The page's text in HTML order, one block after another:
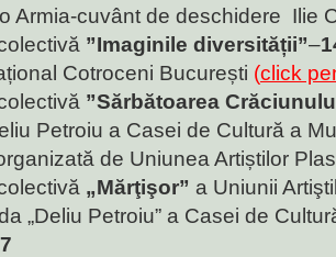
Armia-cuvânt de deschidere Ilie
”Imaginile diversității”–
Cotroceni București (click
”Sărbătoarea
Petroiu a Casei de Cultură a
de Uniunea Artiștilor
„Mărţişor” a Uniunii
„Deliu Petroiu” a Casei de